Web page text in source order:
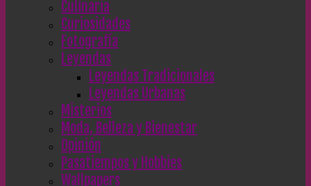
Culinaria
Curiosidades
Fotografía
Leyendas
Leyendas Tradicionales
Leyendas Urbanas
Misterios
Moda, Belleza y Bienestar
Opinión
Pasatiempos y Hobbies
Wallpapers